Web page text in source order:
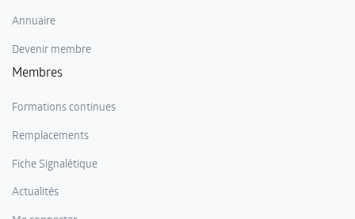
Annuaire
Devenir membre
Membres
Formations continues
Remplacements
Fiche Signalétique
Actualités